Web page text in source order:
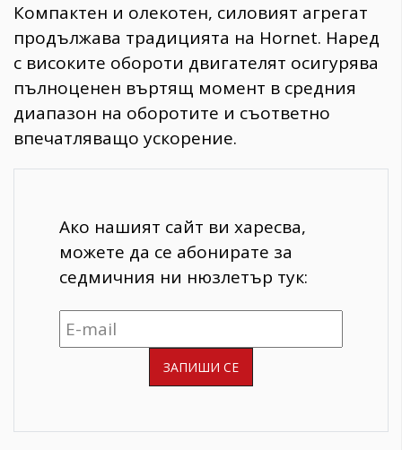
Компактен и олекотен, силовият агрегат
продължава традицията на Hornet. Наред
с високите обороти двигателят осигурява
пълноценен въртящ момент в средния
диапазон на оборотите и съответно
впечатляващо ускорение.
Ако нашият сайт ви харесва,
можете да се абонирате за
седмичния ни нюзлетър тук: